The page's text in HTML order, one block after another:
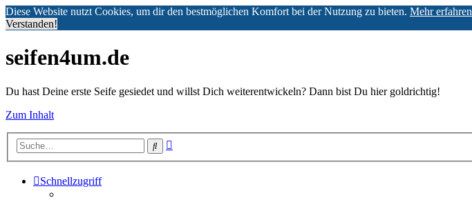
Diese Website nutzt Cookies, um dir den bestmöglichen Komfort bei der Nutzung zu bieten. Mehr erfahren
Verstanden!
seifen4um.de
Du hast Deine erste Seife gesiedet und willst Dich weiterentwickeln? Dann bist Du hier goldrichtig!
Zum Inhalt
Suche
Schnellzugriff